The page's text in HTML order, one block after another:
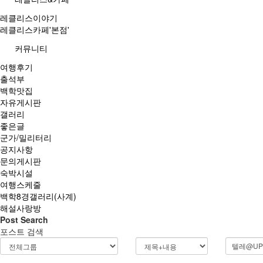
레클리스이야기
레클리스카페'본점'
커뮤니티
여행후기
출석부
백학맛집
자유게시판
갤러리
좋은글
군가/밀리터리
공지사항
문의게시판
숙박시설
여행스케줄
백학8경갤러리(사계)
해설사랑방
Post Search
포스트 검색